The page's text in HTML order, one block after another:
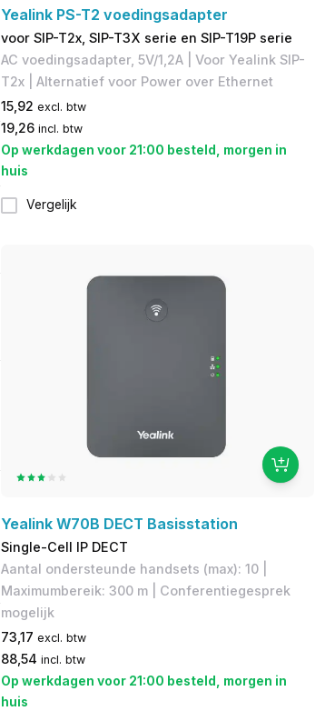
Yealink PS-T2 voedingsadapter
voor SIP-T2x, SIP-T3X serie en SIP-T19P serie
AC voedingsadapter, 5V/1,2A | Voor ​Yealink SIP-
T2x | Alternatief voor Power over Ethernet
15,92 excl. btw
19,26 incl. btw
Op werkdagen voor 21:00 besteld, morgen in
huis
Vergelijk
Yealink W70B DECT Basisstation
Single-Cell IP DECT
Aantal ondersteunde handsets (max): 10 |
Maximumbereik: 300 m | Conferentiegesprek
mogelijk
73,17 excl. btw
88,54 incl. btw
Op werkdagen voor 21:00 besteld, morgen in
huis